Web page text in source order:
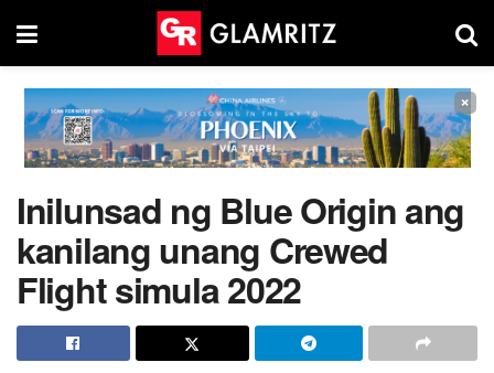
×
Inilunsad ng Blue Origin ang
kanilang unang Crewed
Flight simula 2022